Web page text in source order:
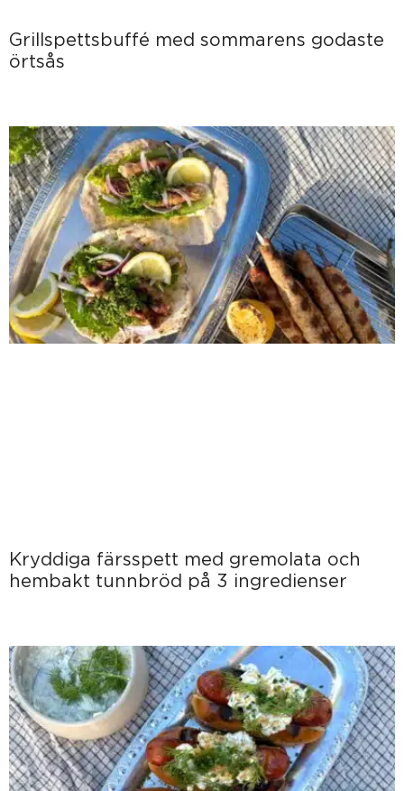
Grillspettsbuffé med sommarens godaste
örtsås
Kryddiga färsspett med gremolata och
hembakt tunnbröd på 3 ingredienser